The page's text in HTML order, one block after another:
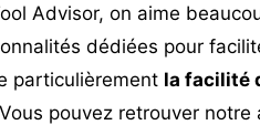
Advisor, on aime
dédiées pour
particulièrement la facilité
Vous pouvez retrouver notre